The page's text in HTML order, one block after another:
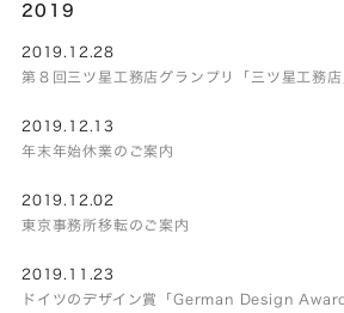
2019
2019.12.28
第８回三ツ星工務店グランプリ「三ツ星工務
2019.12.13
年末年始休業のご案内
2019.12.02
東京事務所移転のご案内
2019.11.23
ドイツのデザイン賞「German Design